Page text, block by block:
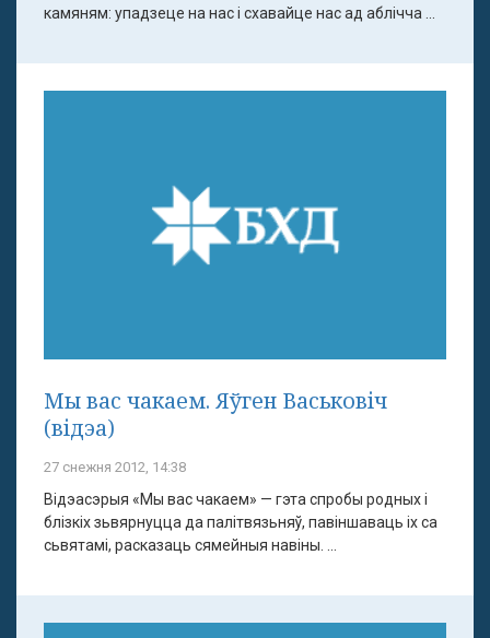
камяням: упадзеце на нас і схавайце нас ад аблічча ...
Мы вас чакаем. Яўген Васьковіч
(відэа)
27 снежня 2012, 14:38
Відэасэрыя «Мы вас чакаем» — гэта спробы родных і
блізкіх зьвярнуцца да палітвязьняў, павіншаваць іх са
сьвятамі, расказаць сямейныя навіны. ...